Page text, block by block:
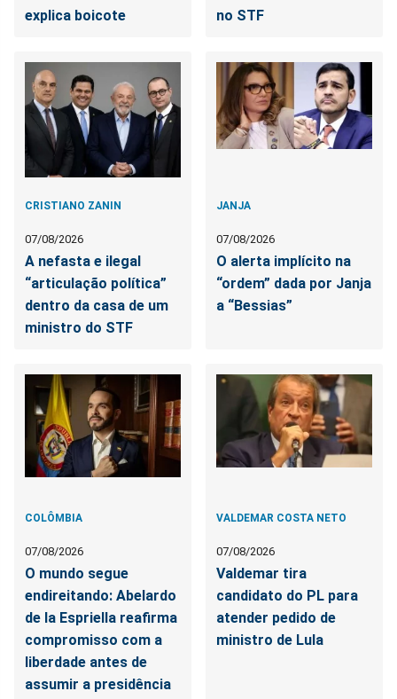
explica boicote
no STF
CRISTIANO ZANIN
07/08/2026
A nefasta e ilegal
“articulação política”
dentro da casa de um
ministro do STF
JANJA
07/08/2026
O alerta implícito na
“ordem” dada por Janja
a “Bessias”
COLÔMBIA
07/08/2026
O mundo segue
endireitando: Abelardo
de la Espriella reafirma
compromisso com a
liberdade antes de
assumir a presidência
VALDEMAR COSTA NETO
07/08/2026
Valdemar tira
candidato do PL para
atender pedido de
ministro de Lula